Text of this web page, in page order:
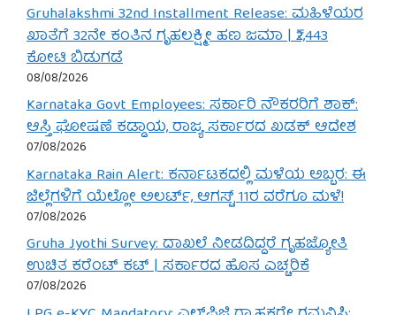
Gruhalakshmi 32nd Installment Release: ಮಹಿಳೆಯರ
ಖಾತೆಗೆ 32ನೇ ಕಂತಿನ ಗೃಹಲಕ್ಷ್ಮೀ ಹಣ ಜಮಾ | ₹2,443
ಕೋಟಿ ಬಿಡುಗಡೆ
08/08/2026
Karnataka Govt Employees: ಸರ್ಕಾರಿ ನೌಕರರಿಗೆ ಶಾಕ್:
ಆಸ್ತಿ ಘೋಷಣೆ ಕಡ್ಡಾಯ, ರಾಜ್ಯ ಸರ್ಕಾರದ ಖಡಕ್ ಆದೇಶ
07/08/2026
Karnataka Rain Alert: ಕರ್ನಾಟಕದಲ್ಲಿ ಮಳೆಯ ಅಬ್ಬರ: ಈ
ಜಿಲ್ಲೆಗಳಿಗೆ ಯೆಲ್ಲೋ ಅಲರ್ಟ್, ಆಗಸ್ಟ್ 11ರ ವರೆಗೂ ಮಳೆ!
07/08/2026
Gruha Jyothi Survey: ದಾಖಲೆ ನೀಡದಿದ್ದರೆ ಗೃಹಜ್ಯೋತಿ
ಉಚಿತ ಕರೆಂಟ್ ಕಟ್ | ಸರ್ಕಾರದ ಹೊಸ ಎಚ್ಚರಿಕೆ
07/08/2026